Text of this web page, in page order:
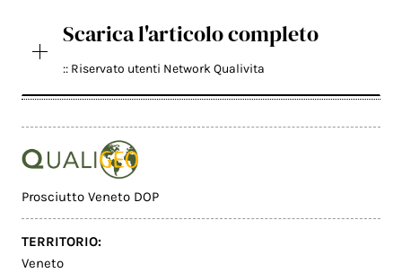
Scarica l'articolo completo
:: Riservato utenti Network Qualivita
Prosciutto Veneto DOP
TERRITORIO:
Veneto